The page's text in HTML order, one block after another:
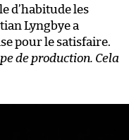
d’habitude les
Lyngbye a
pour le satisfaire.
de production. Cela